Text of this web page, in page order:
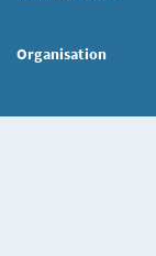
Organisation